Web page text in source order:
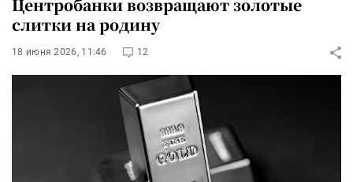
Центробанки возвращают золотые
слитки на родину
18 июня 2026, 11:46 12